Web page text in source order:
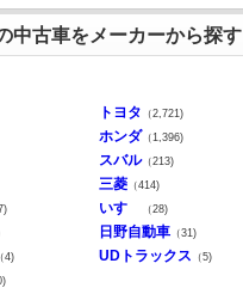
中古車をメーカーから探す
トヨタ （2,721)
ホンダ （1,396)
スバル（213)
三菱 （414)
いすゞ （28)
日野自動車 （31)
4) UDトラックス （5)